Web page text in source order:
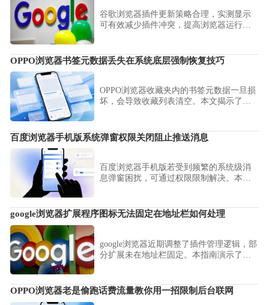
谷歌浏览器插件更新策略合理，实测显示
可有效减少插件冲突，提高浏览器运行稳
OPPO浏览器书签元数据丢失在系统底层强制恢复技巧
OPPO浏览器收藏夹内的书签元数据一旦损
坏，会导致收藏列表清空。本文揭示了书
修复的操作指南，助您成功找回并重构宝
贵的浏览器收藏记录。
百度浏览器手机版系统弹窗权限关闭阻止推送消息
百度浏览器手机版若受到频繁的系统级消
息弹窗困扰，可通过权限限制解决。本文
保百度浏览器始终运行在无骚扰、极简且
专注于内容的清净空间。
google浏览器扩展程序图标无法固定在地址栏如何处理
google浏览器近期调整了插件管理逻辑，部
分扩展未在地址栏固定。本指南演示了如
布局，提升插件调取效率。
OPPO浏览器老是偷跑话费流量教你用一招限制后台联网